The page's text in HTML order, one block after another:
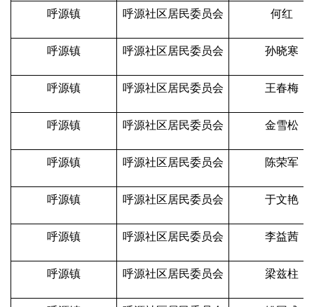
呼源镇 呼源社区居民委员会 何红
呼源镇 呼源社区居民委员会 孙晓寒
呼源镇 呼源社区居民委员会 王春梅
呼源镇 呼源社区居民委员会 金雪松
呼源镇 呼源社区居民委员会 陈荣军
呼源镇 呼源社区居民委员会 于文艳
呼源镇 呼源社区居民委员会 李益茜
呼源镇 呼源社区居民委员会 梁兹柱